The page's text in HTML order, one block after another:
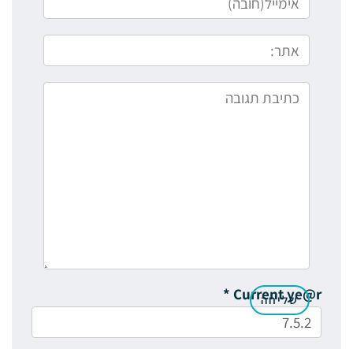
Current ye@r
*